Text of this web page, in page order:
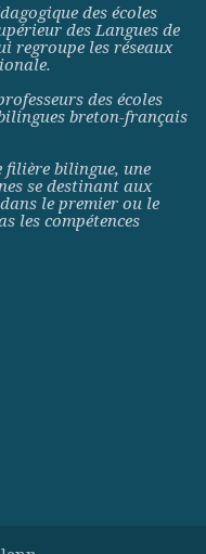
des écoles
des Langues de
regroupe les réseaux
des écoles
breton-français
filière bilingue, une
se destinant aux
le premier ou le
les compétences